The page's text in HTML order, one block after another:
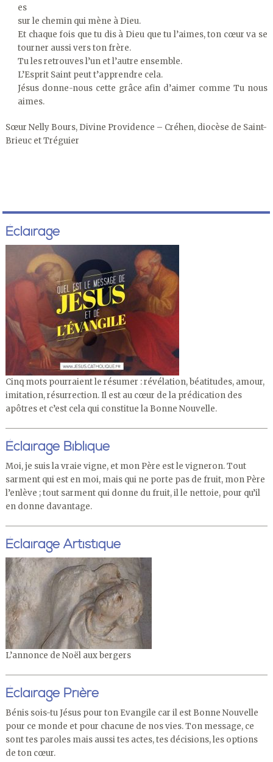
es
sur le chemin qui mène à Dieu.
Et chaque fois que tu dis à Dieu que tu l’aimes, ton cœur va se
tourner aussi vers ton frère.
Tu les retrouves l’un et l’autre ensemble.
L’Esprit Saint peut t’apprendre cela.
Jésus donne-nous cette grâce afin d’aimer comme Tu nous
aimes.
Sœur Nelly Bours, Divine Providence – Créhen, diocèse de Saint-
Brieuc et Tréguier
Éclairage
Cinq mots pourraient le résumer : révélation, béatitudes, amour,
imitation, résurrection. Il est au cœur de la prédication des
apôtres et c’est cela qui constitue la Bonne Nouvelle.
Éclairage Biblique
Moi, je suis la vraie vigne, et mon Père est le vigneron. Tout
sarment qui est en moi, mais qui ne porte pas de fruit, mon Père
l’enlève ; tout sarment qui donne du fruit, il le nettoie, pour qu’il
en donne davantage.
Éclairage Artistique
L’annonce de Noël aux bergers
Éclairage Prière
Bénis sois-tu Jésus pour ton Evangile car il est Bonne Nouvelle
pour ce monde et pour chacune de nos vies. Ton message, ce
sont tes paroles mais aussi tes actes, tes décisions, les options
de ton cœur.